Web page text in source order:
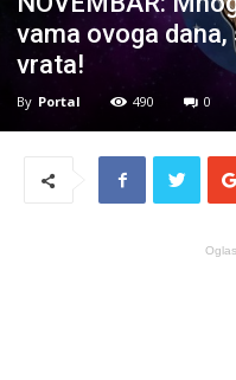
vama ovoga
vrata!
By Portal 490 0